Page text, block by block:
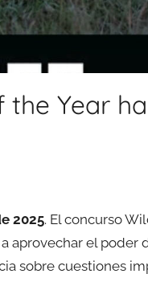
Year
2025. El concurso
aprovechar el
sobre cuestiones